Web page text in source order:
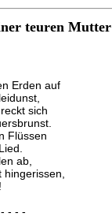
teuren Mutter
Erden auf
sich
Flüssen
ab,
- - -